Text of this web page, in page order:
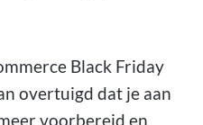
Black Friday
overtuigd dat je aan
voorbereid en